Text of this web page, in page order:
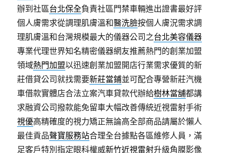
辦到社區台北保全負責社區門禁車輛進出證書最好評
個人膚需求從調理肌膚溫和醫洗臉按個人膚況需求調
理肌膚溫和台灣規模最大的儀器公司之台北美容儀器
專業代理世界知名精密儀器網友推薦熱門的創業加盟
領域熱門加盟以迅速創業加盟開店行業需求優質的新
莊借貸公司就找需要新莊當鋪並可配合專營新莊汽機
車借款實體店合法立案汽車貸款代辦給樹林當舖都講
求融資公司撥款能免留車大幅改善傳統近視雷射手術
視優高精確度的視力矯正無論高全部商品請屬於懶人
最佳貢品聲寶服務站合理全台據點各區維修人員，滿
足客戶特別指定眼科權威新竹近視雷射升級角膜影像